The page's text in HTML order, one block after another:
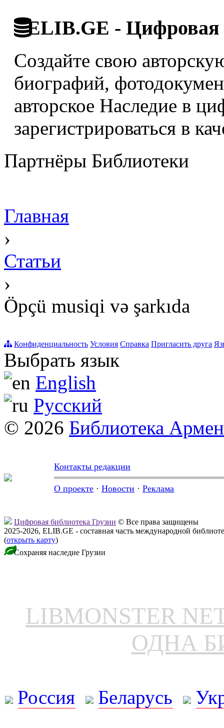
ELIB.GE - Цифровая
Создайте свою
биографий,
авторское Наследие в
зарегистрироваться в
Партнёры Библиотеки
Главная
›
Статьи
›
Öpçü musiqi və şarkıda
Конфиденциальность Условия Справка Пригласить друга
Выбрать язык
English
Русский
© 2026 Библиотека
Контакты редакции
О проекте · Новости · Реклама
Цифровая библиотека Грузии © Все права защищены
2025-2026, ELIB.GE - составная часть международной
(открыть карту)
Сохраняя наследие Грузии
LIBMONSTER
ОДНА
Россия Беларусь